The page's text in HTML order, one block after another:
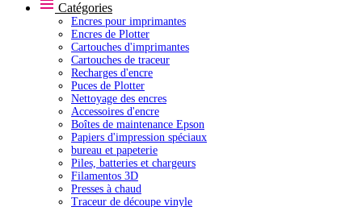
Catégories
Encres pour imprimantes
Encres de Plotter
Cartouches d'imprimantes
Cartouches de traceur
Recharges d'encre
Puces de Plotter
Nettoyage des encres
Accessoires d'encre
Boîtes de maintenance Epson
Papiers d'impression spéciaux
bureau et papeterie
Piles, batteries et chargeurs
Filamentos 3D
Presses à chaud
Traceur de découpe vinyle